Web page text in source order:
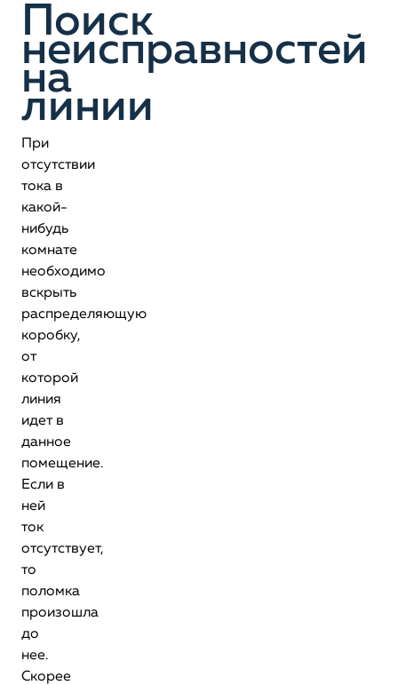
Поиск
неисправностей
на
линии
При
отсутствии
тока в
какой-
нибудь
комнате
необходимо
вскрыть
распределяющую
коробку,
от
которой
линия
идет в
данное
помещение.
Если в
ней
ток
отсутствует,
то
поломка
произошла
до
нее.
Скорее